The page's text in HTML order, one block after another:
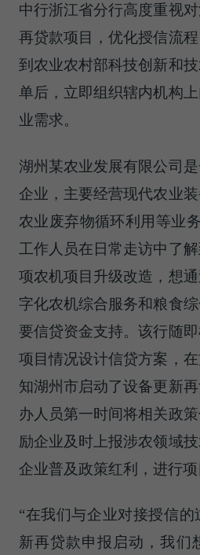
中行浙江省分行高度重视
再贷款项目，优化授信流
到农业农村部科技创新和
单后，立即组织辖内机构
业需求。
湖州某农业发展有限公司
企业，主要经营现代农业装
农业废弃物循环利用等业
工作人员在日常走访中了
项农机项目升级改造，想
字化农机综合服务和粮食
要信贷资金支持。该行随
项目情况设计信贷方案，
知湖州市启动了设备更新
办人员第一时间将相关政
励企业及时上报涉农领域
企业普及政策红利，进行项
“在我们与企业对接授信
新再贷款申报启动，我们